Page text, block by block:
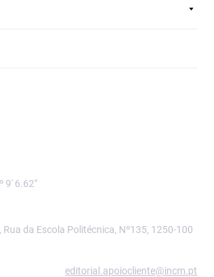
9' 6.62"
da Escola Politécnica, Nº135, 1250-100
editorial.apoiocliente@incm.pt